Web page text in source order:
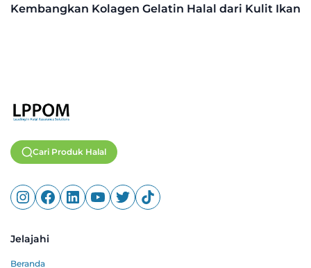
Kembangkan Kolagen Gelatin Halal dari Kulit Ikan
Cari Produk Halal
Jelajahi
Beranda